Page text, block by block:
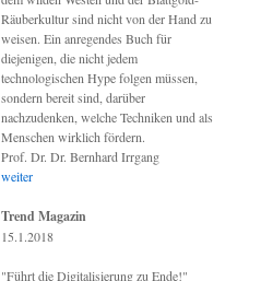
Räuberkultur sind nicht von der Hand zu
weisen. Ein anregendes Buch für
diejenigen, die nicht jedem
technologischen Hype folgen müssen,
sondern bereit sind, darüber
nachzudenken, welche Techniken und als
Menschen wirklich fördern.
Prof. Dr. Dr. Bernhard Irrgang
weiter
Trend Magazin
15.1.2018
"Führt die Digitalisierung zu Ende!"